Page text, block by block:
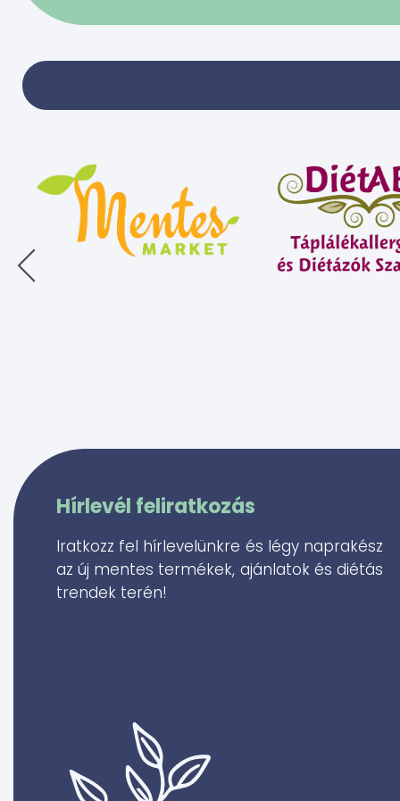
Hírlevél feliratkozás
Iratkozz fel hírlevelünkre és légy naprakész
az új mentes termékek, ajánlatok és diétás
trendek terén!